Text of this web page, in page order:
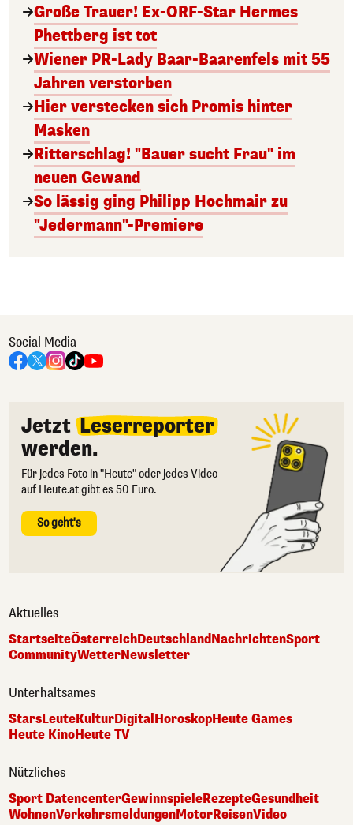
Große Trauer! Ex-ORF-Star Hermes
Phettberg ist tot
Wiener PR-Lady Baar-Baarenfels mit 55
Jahren verstorben
Hier verstecken sich Promis hinter
Masken
Ritterschlag! "Bauer sucht Frau" im
neuen Gewand
So lässig ging Philipp Hochmair zu
"Jedermann"-Premiere
Social Media
Jetzt Leserreporter
werden.
Für jedes Foto in "Heute" oder jedes Video
auf Heute.at gibt es 50 Euro.
So geht's
Aktuelles
StartseiteÖsterreichDeutschlandNachrichtenSport
CommunityWetterNewsletter
Unterhaltsames
StarsLeuteKulturDigital HoroskopHeute Games
Heute KinoHeute TV
Nützliches
Sport DatencenterGewinnspieleRezepteGesundheit
WohnenVerkehrsmeldungenMotorReisenVideo